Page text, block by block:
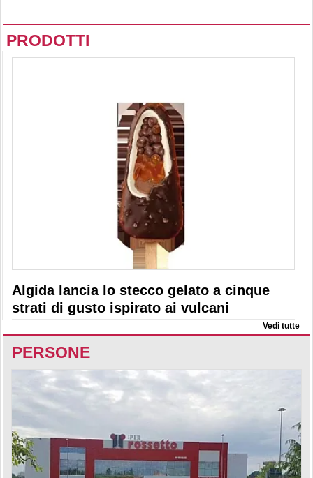
PRODOTTI
Algida lancia lo stecco gelato a cinque
strati di gusto ispirato ai vulcani
Vedi tutte
PERSONE